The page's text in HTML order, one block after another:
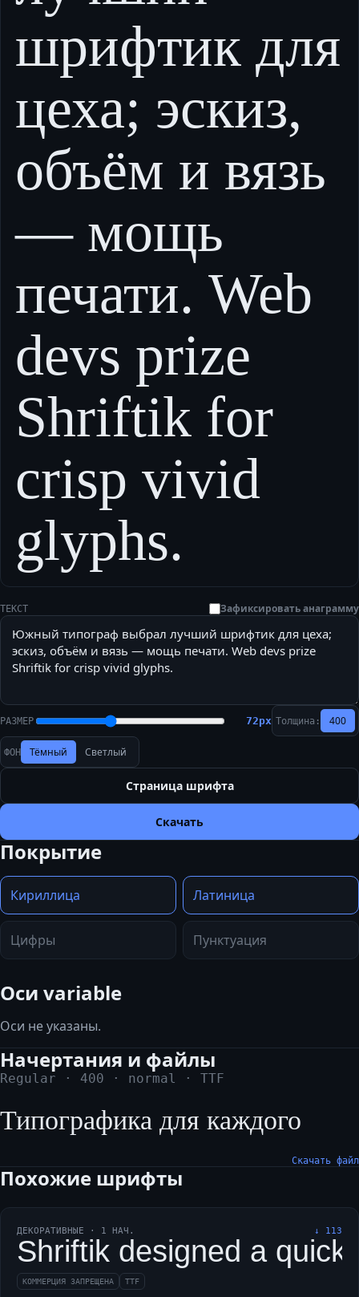
шрифтик для
цеха; эскиз,
объём и вязь
— мощь
печати. Web
devs prize
Shriftik for
crisp vivid
glyphs.
ТЕКСТ Зафиксировать анаграмму
РАЗМЕР 72px Толщина: 400
ФОН Тёмный Светлый
Страница шрифта
Скачать
Покрытие
Кириллица Латиница
Цифры Пунктуация
Оси variable
Оси не указаны.
Начертания и файлы
Regular · 400 · normal · TTF
Типографика для каждого
Скачать файл
Похожие шрифты
ДЕКОРАТИВНЫЕ · 1 НАЧ. ↓ 113
Shriftik designed a
КОММЕРЦИЯ ЗАПРЕЩЕНА TTF